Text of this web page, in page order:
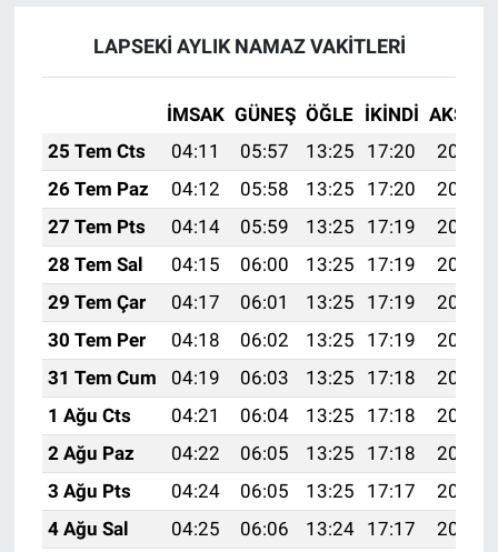
LAPSEKİ AYLIK NAMAZ VAKITLERI
İMSAK GÜNEŞ ÖĞLE İKINDI AKŞAM
25 Tem Cts
04:11 05:57 13:25 17:20
20:43
26 Tem Paz
04:12 05:58 13:25 17:20
20:42
27 Tem Pts
04:14 05:59 13:25 17:19
20:41
28 Tem Sal
04:15 06:00 13:25 17:19
20:40
29 Tem Çar
04:17 06:01 13:25 17:19
20:39
30 Tem Per
04:18 06:02 13:25 17:19
20:38
31 Tem Cum
04:19 06:03 13:25 17:18
20:37
1 Ağu Cts
04:21 06:04 13:25 17:18
20:36
2 Ağu Paz
04:22 06:05 13:25 17:18
20:35
3 Ağu Pts
04:24 06:05 13:25 17:17
20:34
4 Ağu Sal
04:25 06:06 13:24 17:17
20:33